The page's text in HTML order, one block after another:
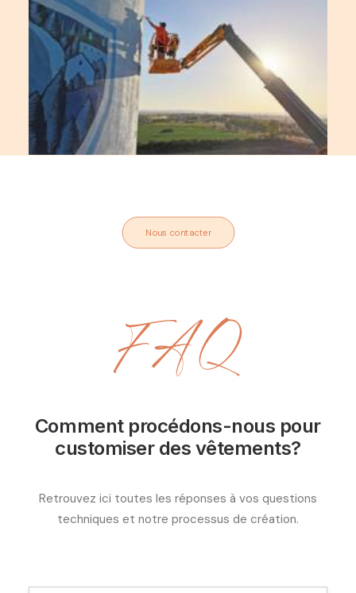
Nous contacter
Comment procédons-nous pour
customiser des vêtements?
Retrouvez ici toutes les réponses à vos questions
techniques et notre processus de création.